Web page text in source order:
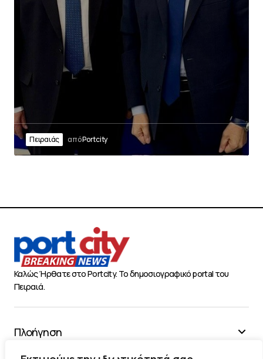
Πειραιάς απόPortcity
Καλώς Ήρθατε στο Portcity. Το δημοσιογραφικό portal του
Πειραιά.
Πλοήγηση
Χρήσιμα